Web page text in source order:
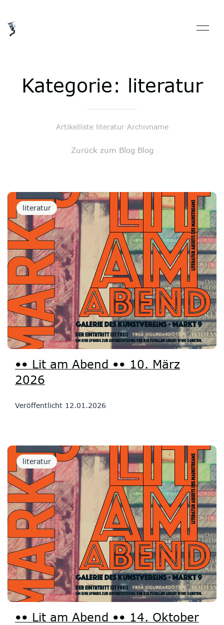
Kategorie: literatur
Artikelliste literatur Archivname
Zurück zum Blog Blog
literatur
•• Lit am Abend •• 10. März
2026
Veröffentlicht 12.01.2026
literatur
•• Lit am Abend •• 14. Oktober